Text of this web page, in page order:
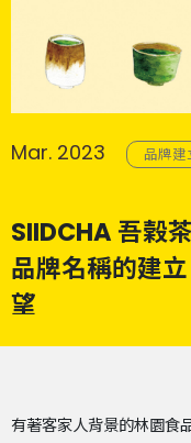
Mar. 2023 品牌建
SIIDCHA 吾榖
品牌名稱的建
望
有著客家人背景的林園食